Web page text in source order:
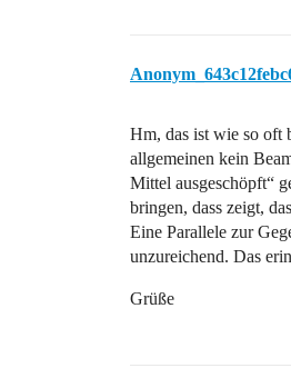
Hm, das ist wie so oft
allgemeinen kein
Mittel ausgeschöpft“
bringen, dass zeigt,
Eine Parallele zur
unzureichend. Das
Grüße